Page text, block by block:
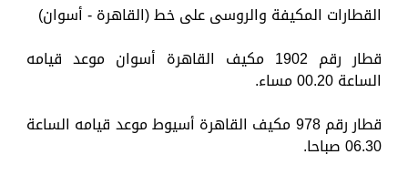
القطارات المكيفة والروسى على خط (القاهرة - أسوان)
قطار رقم 1902 مكيف القاهرة أسوان موعد قيامه
الساعة 00.20 مساء.
قطار رقم 978 مكيف القاهرة أسيوط موعد قيامه الساعة
06.30 صباحا.